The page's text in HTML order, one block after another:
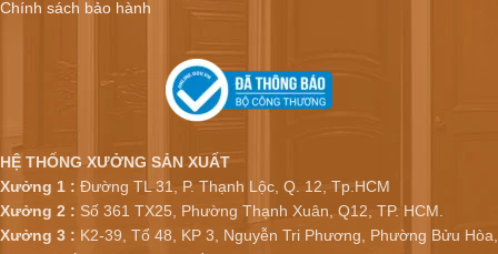
Chính sách bảo hành
HỆ THỐNG XƯỞNG SẢN XUẤT
Xưởng 1 : Đường TL 31, P. Thạnh Lộc, Q. 12, Tp.HCM
Xưởng 2 : Số 361 TX25, Phường Thạnh Xuân, Q12, TP. HCM.
Xưởng 3 : K2-39, Tổ 48, KP 3, Nguyễn Tri Phương, Phường Bửu Hòa,